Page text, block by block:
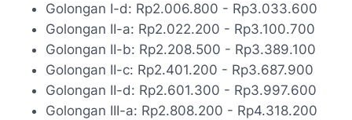
Golongan I-d: Rp2.006.800 - Rp3.033.600
Golongan II-a: Rp2.022.200 - Rp3.100.700
Golongan II-b: Rp2.208.500 - Rp3.389.100
Golongan II-c: Rp2.401.200 - Rp3.687.900
Golongan II-d: Rp2.601.300 - Rp3.997.600
Golongan III-a: Rp2.808.200 - Rp4.318.200